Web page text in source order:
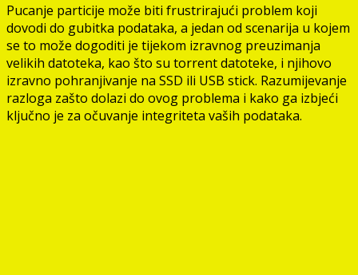
Pucanje particije može biti frustrirajući problem koji
dovodi do gubitka podataka, a jedan od scenarija u kojem
se to može dogoditi je tijekom izravnog preuzimanja
velikih datoteka, kao što su torrent datoteke, i njihovo
izravno pohranjivanje na SSD ili USB stick. Razumijevanje
razloga zašto dolazi do ovog problema i kako ga izbjeći
ključno je za očuvanje integriteta vaših podataka.